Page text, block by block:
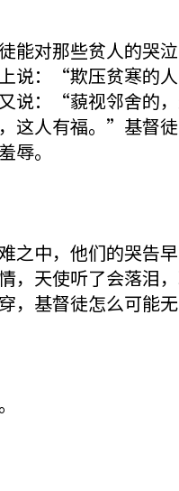
能对那些贫人的哭泣
上说：“欺压贫寒的
说：“藐视邻舍的
这人有福。”基督
辱。
之中，他们的哭告早
，天使听了会落泪
，基督徒怎么可能无